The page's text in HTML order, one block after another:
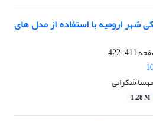
ارومیه با استفاده از مدل های
411-422
شکرانی
1.28 M